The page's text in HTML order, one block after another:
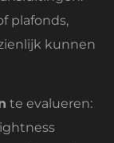
plafonds,
kunnen
te evalueren: